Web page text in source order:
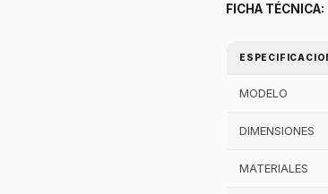
FICHA TÉCNICA:
MODELO
DIMENSIONES
MATERIALES